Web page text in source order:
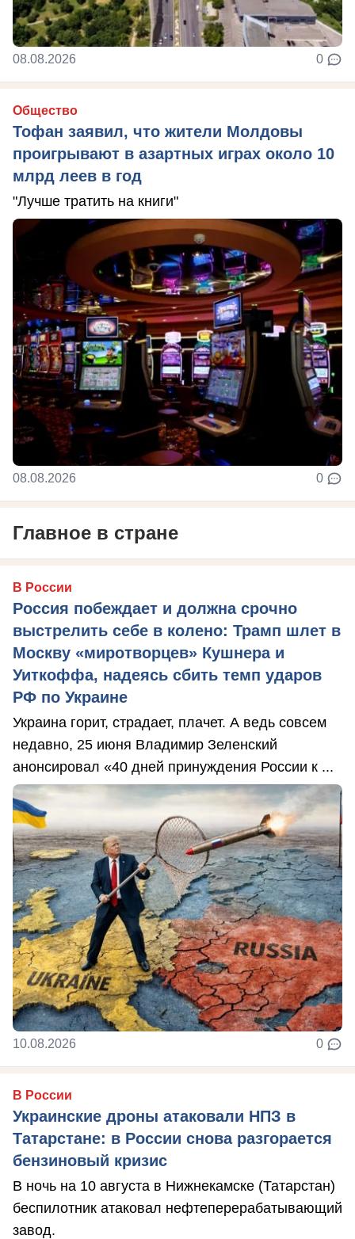
08.08.2026 0
Общество
Тофан заявил, что жители Молдовы
проигрывают в азартных играх около 10
млрд леев в год
"Лучше тратить на книги"
08.08.2026 0
Главное в стране
В России
Россия побеждает и должна срочно
выстрелить себе в колено: Трамп шлет в
Москву «миротворцев» Кушнера и
Уиткоффа, надеясь сбить темп ударов
РФ по Украине
Украина горит, страдает, плачет. А ведь совсем
недавно, 25 июня Владимир Зеленский
анонсировал «40 дней принуждения России к ...
10.08.2026 0
В России
Украинские дроны атаковали НПЗ в
Татарстане: в России снова разгорается
бензиновый кризис
В ночь на 10 августа в Нижнекамске (Татарстан)
беспилотник атаковал нефтеперерабатывающий
завод.